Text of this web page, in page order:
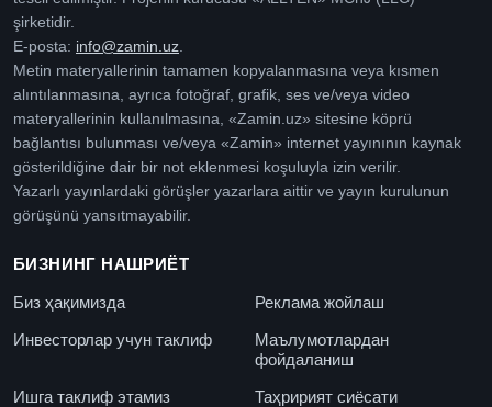
şirketidir.
E-posta: info@zamin.uz.
Metin materyallerinin tamamen kopyalanmasına veya kısmen
alıntılanmasına, ayrıca fotoğraf, grafik, ses ve/veya video
materyallerinin kullanılmasına, «Zamin.uz» sitesine köprü
bağlantısı bulunması ve/veya «Zamin» internet yayınının kaynak
gösterildiğine dair bir not eklenmesi koşuluyla izin verilir.
Yazarlı yayınlardaki görüşler yazarlara aittir ve yayın kurulunun
görüşünü yansıtmayabilir.
БИЗНИНГ НАШРИЁТ
Биз ҳақимизда
Реклама жойлаш
Инвесторлар учун таклиф
Маълумотлардан
фойдаланиш
Ишга таклиф этамиз
Таҳририят сиёсати